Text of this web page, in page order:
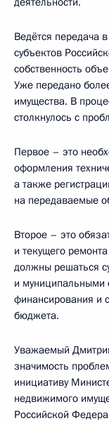
Ведётся передача
субъектов
собственность
Уже передано
имущества. В
столкнулось с
Первое – это
оформления
а также
на передаваемые
Второе – это
и текущего
должны решаться
и муниципальными
финансирования и
бюджета.
Уважаемый
значимость
инициативу
недвижимого
Российской